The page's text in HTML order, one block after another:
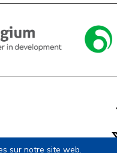
sur notre site web.